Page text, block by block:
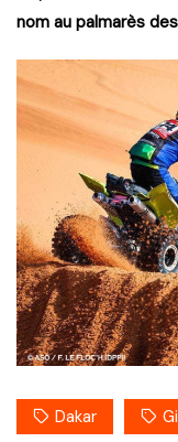
nom au palmarès
Dakar